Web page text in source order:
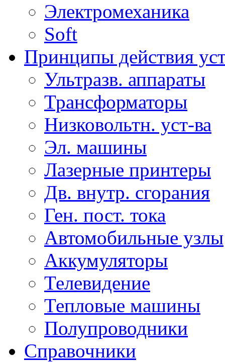
Электромеханика
Soft
Принципы действия
Ультразв. аппараты
Трансформаторы
Низковольтн. уст-ва
Эл. машины
Лазерные принтеры
Дв. внутр. сгорания
Ген. пост. тока
Автомобильные узлы
Аккумуляторы
Телевидение
Тепловые машины
Полупроводники
Справочники